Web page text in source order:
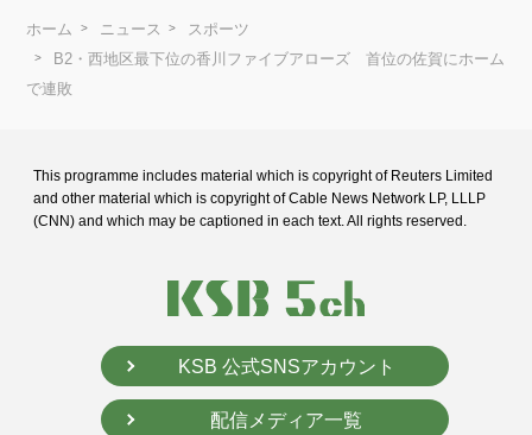
ホーム ニュース
スポーツ
B2・西地区最下位の香川ファイブアローズ 首位の佐賀にホーム
で連敗
This programme includes material which is copyright of Reuters Limited
and other material which is copyright of Cable News Network LP, LLLP
(CNN) and which may be captioned in each text. All rights reserved.
KSB 公式SNSアカウント
配信メディア一覧